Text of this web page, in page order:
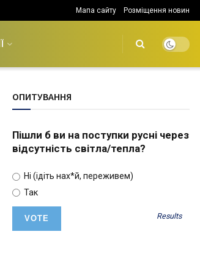
Мапа сайту Розміщення новин
ОПИТУВАННЯ
Пішли б ви на поступки русні через
відсутність світла/тепла?
Ні (ідіть нах*й, переживем)
Так
Results